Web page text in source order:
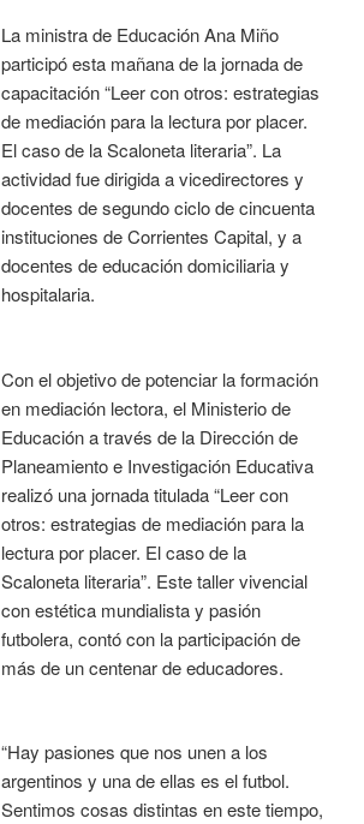
La ministra de Educación Ana Miño
participó esta mañana de la jornada de
capacitación “Leer con otros: estrategias
de mediación para la lectura por placer.
El caso de la Scaloneta literaria”. La
actividad fue dirigida a vicedirectores y
docentes de segundo ciclo de cincuenta
instituciones de Corrientes Capital, y a
docentes de educación domiciliaria y
hospitalaria.
Con el objetivo de potenciar la formación
en mediación lectora, el Ministerio de
Educación a través de la Dirección de
Planeamiento e Investigación Educativa
realizó una jornada titulada “Leer con
otros: estrategias de mediación para la
lectura por placer. El caso de la
Scaloneta literaria”. Este taller vivencial
con estética mundialista y pasión
futbolera, contó con la participación de
más de un centenar de educadores.
“Hay pasiones que nos unen a los
argentinos y una de ellas es el futbol.
Sentimos cosas distintas en este tiempo,